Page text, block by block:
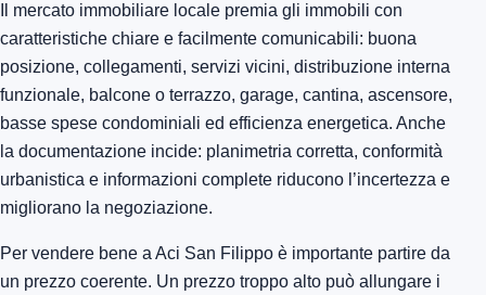
Il mercato immobiliare locale premia gli immobili con
caratteristiche chiare e facilmente comunicabili: buona
posizione, collegamenti, servizi vicini, distribuzione interna
funzionale, balcone o terrazzo, garage, cantina, ascensore,
basse spese condominiali ed efficienza energetica. Anche
la documentazione incide: planimetria corretta, conformità
urbanistica e informazioni complete riducono l’incertezza e
migliorano la negoziazione.
Per vendere bene a Aci San Filippo è importante partire da
un prezzo coerente. Un prezzo troppo alto può allungare i